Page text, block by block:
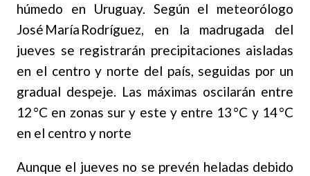
húmedo en Uruguay. Según el meteorólogo
José María Rodríguez, en la madrugada del
jueves se registrarán precipitaciones aisladas
en el centro y norte del país, seguidas por un
gradual despeje. Las máximas oscilarán entre
12 °C en zonas sur y este y entre 13 °C y 14 °C
en el centro y norte
Aunque el jueves no se prevén heladas debido